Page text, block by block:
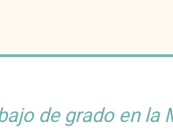
de grado en la